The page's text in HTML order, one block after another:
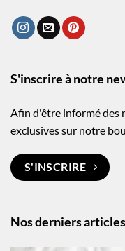
Nos derniers articles
S'inscrire à notre
Afin d'être informé des
exclusives sur notre
S'INSCRIRE